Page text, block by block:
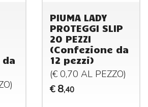
)
PIUMA LADY
PROTEGGI SLIP
20 PEZZI
(Confezione da
12 pezzi)
(€ 0,70 AL PEZZO)
€ 8,40